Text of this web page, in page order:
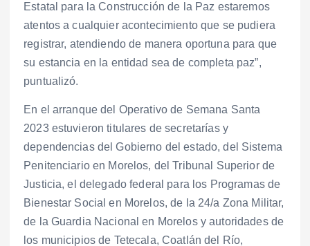
Estatal para la Construcción de la Paz estaremos
atentos a cualquier acontecimiento que se pudiera
registrar, atendiendo de manera oportuna para que
su estancia en la entidad sea de completa paz”,
puntualizó.
En el arranque del Operativo de Semana Santa
2023 estuvieron titulares de secretarías y
dependencias del Gobierno del estado, del Sistema
Penitenciario en Morelos, del Tribunal Superior de
Justicia, el delegado federal para los Programas de
Bienestar Social en Morelos, de la 24/a Zona Militar,
de la Guardia Nacional en Morelos y autoridades de
los municipios de Tetecala, Coatlán del Río,